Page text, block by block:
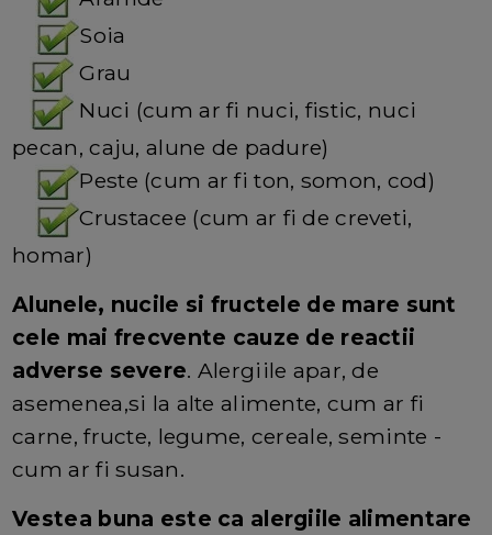
Soia
Grau
Nuci (cum ar fi nuci, fistic, nuci
pecan, caju, alune de padure)
Peste (cum ar fi ton, somon, cod)
Crustacee (cum ar fi de creveti,
homar)
Alunele, nucile si fructele de mare sunt
cele mai frecvente cauze de reactii
adverse severe. Alergiile apar, de
asemenea,si la alte alimente, cum ar fi
carne, fructe, legume, cereale, seminte -
cum ar fi susan.
Vestea buna este ca alergiile alimentare